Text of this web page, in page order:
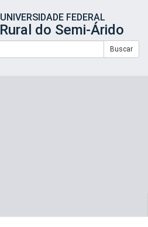
UNIVERSIDADE FEDERAL
Rural do Semi-Árido
Buscar